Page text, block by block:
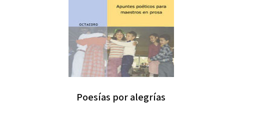
Poesías por alegrías